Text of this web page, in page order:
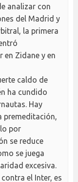
analizar con
del Madrid y
la primera
en Zidane y en
caldo de
ha cundido
Hay
premeditación,
por
se reduce
se juega
excesiva.
el Inter, es